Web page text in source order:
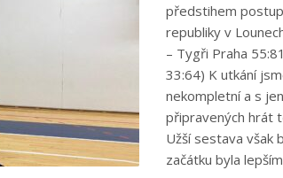
předstihem
republiky v
– Tygři Praha
33:64) K utkání
nekompletní a s
připravených hrát
Užší sestava však
začátku byla